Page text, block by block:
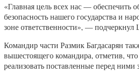
«Главная цель всех нас — обеспечить
безопасность нашего государства и
зоне ответственности», — подчеркнул
Командир части Размик Багдасарян
вышестоящего командира, отметив,
реализовать поставленные перед ними